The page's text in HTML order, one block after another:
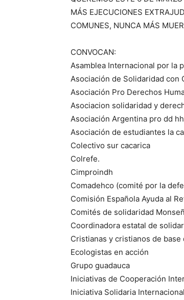
MÁS EJECUCIONES
COMUNES, NUNCA MÁS
CONVOCAN:
Asamblea Internacional por la
Asociación de Solidaridad con
Asociación Pro Derechos
Asociacion solidaridad y
Asociación Argentina pro dd
Asociación de estudiantes la
Colectivo sur cacarica
Colrefe.
Cimproindh
Comadehco (comité por la
Comisión Española Ayuda al
Comités de solidaridad
Coordinadora estatal de
Cristianas y cristianos de base
Ecologistas en acción
Grupo guadauca
Iniciativas de Cooperación
Iniciativa Solidaria